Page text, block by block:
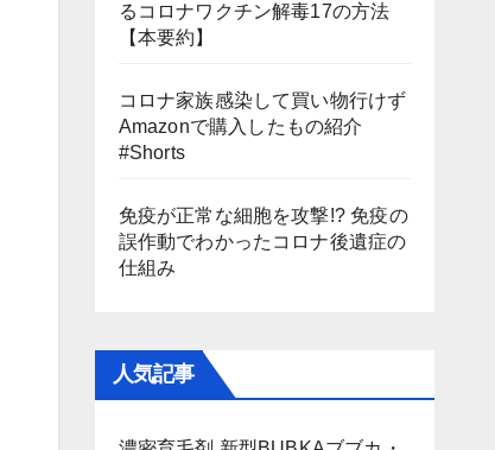
るコロナワクチン解毒17の方法
【本要約】
コロナ家族感染して買い物行けず
Amazonで購入したもの紹介
#Shorts
免疫が正常な細胞を攻撃!? 免疫の
誤作動でわかったコロナ後遺症の
仕組み
人気記事